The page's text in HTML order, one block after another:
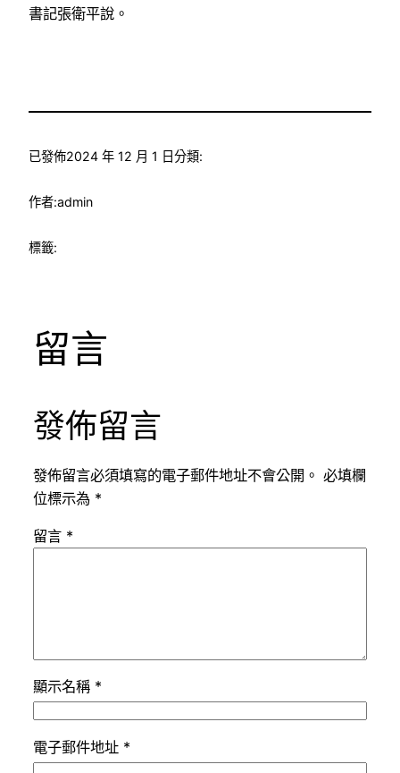
書記張衛平說。
已發佈2024 年 12 月 1 日分類:
作者:admin
標籤:
留言
發佈留言
發佈留言必須填寫的電子郵件地址不會公開。 必填欄
位標示為 *
留言 *
顯示名稱 *
電子郵件地址 *